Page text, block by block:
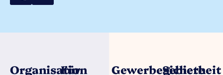
Organisation
Für
Gewerbegebiete
Sicherheit